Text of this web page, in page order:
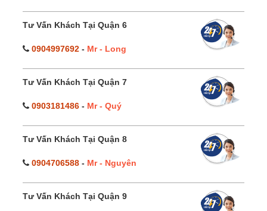
Tư Vấn Khách Tại Quận 6
0904997692 - Mr - Long
Tư Vấn Khách Tại Quận 7
0903181486 - Mr - Quý
Tư Vấn Khách Tại Quận 8
0904706588 - Mr - Nguyên
Tư Vấn Khách Tại Quận 9